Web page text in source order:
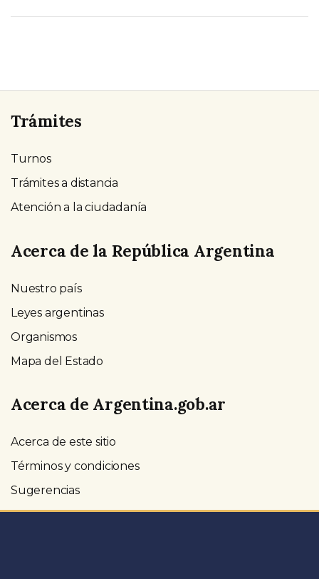
Trámites
Turnos
Trámites a distancia
Atención a la ciudadanía
Acerca de la República Argentina
Nuestro país
Leyes argentinas
Organismos
Mapa del Estado
Acerca de Argentina.gob.ar
Acerca de este sitio
Términos y condiciones
Sugerencias